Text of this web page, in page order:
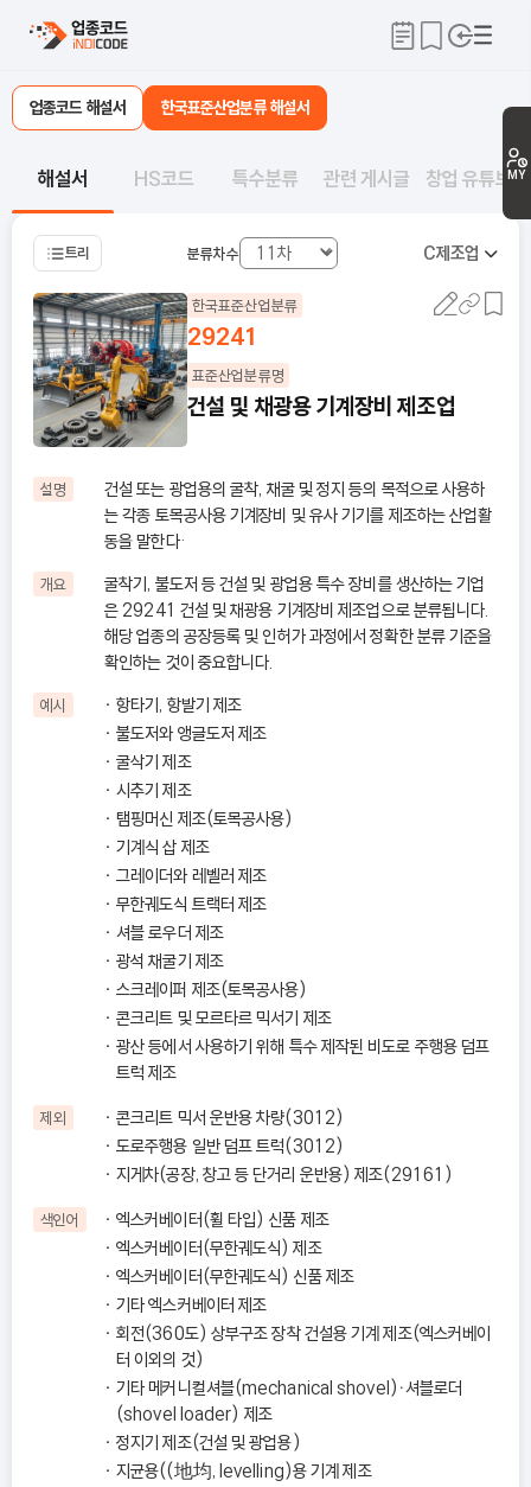
MY
업종코드 해설서 한국표준산업분류 해설서
해설서 HS코드 특수분류 관련 게시글 창업 유튜브
트리 분류차수 C제조업
한국표준산업분류
29241
표준산업분류명
건설 및 채광용 기계장비 제조업
설명
건설 또는 광업용의 굴착, 채굴 및 정지 등의 목적으로 사용하
는 각종 토목공사용 기계장비 및 유사 기기를 제조하는 산업활
동을 말한다·
개요
굴착기, 불도저 등 건설 및 광업용 특수 장비를 생산하는 기업
은 29241 건설 및 채광용 기계장비 제조업으로 분류됩니다.
해당 업종의 공장등록 및 인허가 과정에서 정확한 분류 기준을
확인하는 것이 중요합니다.
예시
항타기, 항발기 제조
불도저와 앵글도저 제조
굴삭기 제조
시추기 제조
탬핑머신 제조(토목공사용)
기계식 삽 제조
그레이더와 레벨러 제조
무한궤도식 트랙터 제조
셔블 로우더 제조
광석 채굴기 제조
스크레이퍼 제조(토목공사용)
콘크리트 및 모르타르 믹서기 제조
광산 등에서 사용하기 위해 특수 제작된 비도로 주행용 덤프
트럭 제조
제외
콘크리트 믹서 운반용 차량(3012)
도로주행용 일반 덤프 트럭(3012)
지게차(공장, 창고 등 단거리 운반용) 제조(29161)
색인어
엑스커베이터(휠 타입) 신품 제조
엑스커베이터(무한궤도식) 제조
엑스커베이터(무한궤도식) 신품 제조
기타 엑스커베이터 제조
회전(360도) 상부구조 장착 건설용 기계 제조(엑스커베이
터 이외의 것)
기타 메커니컬셔블(mechanical shovel)ㆍ셔블로더
(shovel loader) 제조
정지기 제조(건설 및 광업용)
지균용((地均, levelling)용 기계 제조